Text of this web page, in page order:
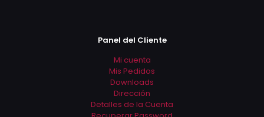
Panel del Cliente
Mi cuenta
Mis Pedidos
Downloads
Dirección
Detalles de la Cuenta